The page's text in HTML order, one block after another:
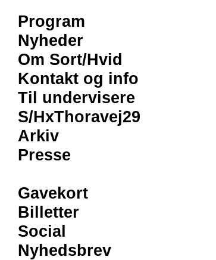
Program
Nyheder
Om Sort/Hvid
Kontakt og info
Til undervisere
S/HxThoravej29
Arkiv
Presse
Gavekort
Billetter
Social
Nyhedsbrev